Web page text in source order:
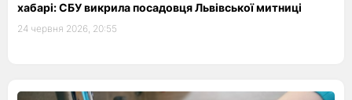
хабарі: СБУ викрила посадовця Львівської митниці
24 червня 2026, 20:55